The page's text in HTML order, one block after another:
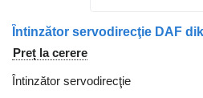
Preț la cerere
Întinzător servodirecţie